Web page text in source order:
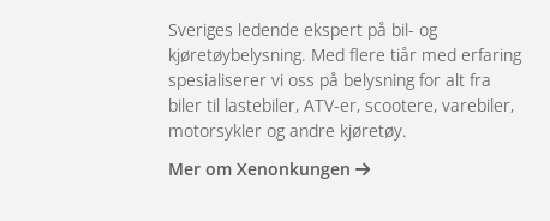
Sveriges ledende ekspert på bil- og
kjøretøybelysning. Med flere tiår med erfaring
spesialiserer vi oss på belysning for alt fra
biler til lastebiler, ATV-er, scootere, varebiler,
motorsykler og andre kjøretøy.
Mer om Xenonkungen